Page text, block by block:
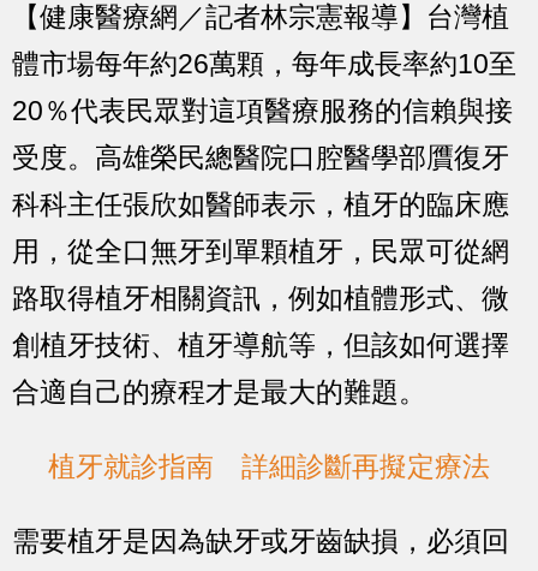
【健康醫療網／記者林宗憲報導】台灣植
體市場每年約26萬顆，每年成長率約10至
20％代表民眾對這項醫療服務的信賴與接
受度。高雄榮民總醫院口腔醫學部贋復牙
科科主任張欣如醫師表示，植牙的臨床應
用，從全口無牙到單顆植牙，民眾可從網
路取得植牙相關資訊，例如植體形式、微
創植牙技術、植牙導航等，但該如何選擇
合適自己的療程才是最大的難題。
植牙就診指南 詳細診斷再擬定療法
需要植牙是因為缺牙或牙齒缺損，必須回